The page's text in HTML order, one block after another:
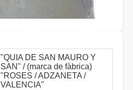
"QUIA DE SAN MAURO Y
SAN" / (marca de fàbrica)
"ROSES / ADZANETA /
VALENCIA"